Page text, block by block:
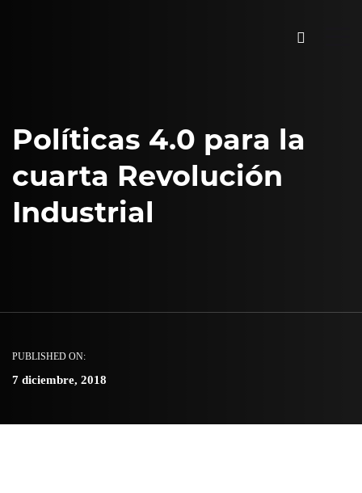
Políticas 4.0 para la
cuarta Revolución
Industrial
PUBLISHED ON:
7 diciembre, 2018